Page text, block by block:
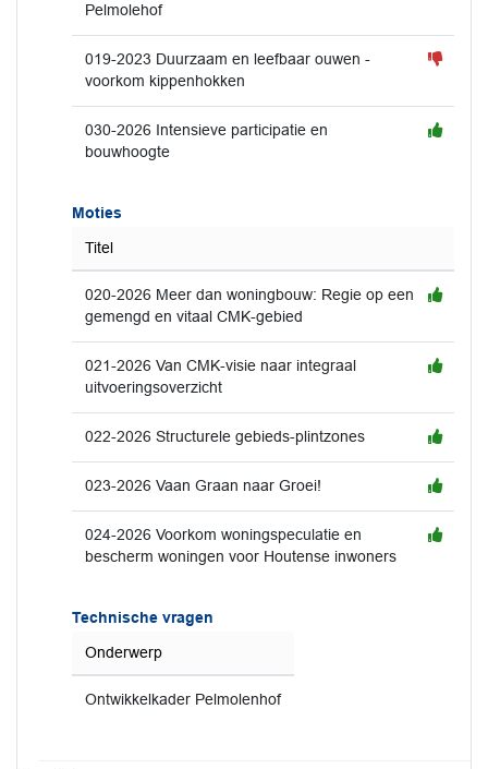
Pelmolehof
019-2023 Duurzaam en leefbaar ouwen -
voorkom kippenhokken
030-2026 Intensieve participatie en
bouwhoogte
Moties
Titel
020-2026 Meer dan woningbouw: Regie op een
gemengd en vitaal CMK-gebied
021-2026 Van CMK-visie naar integraal
uitvoeringsoverzicht
022-2026 Structurele gebieds-plintzones
023-2026 Vaan Graan naar Groei!
024-2026 Voorkom woningspeculatie en
bescherm woningen voor Houtense inwoners
Technische vragen
Onderwerp
Ontwikkelkader Pelmolenhof